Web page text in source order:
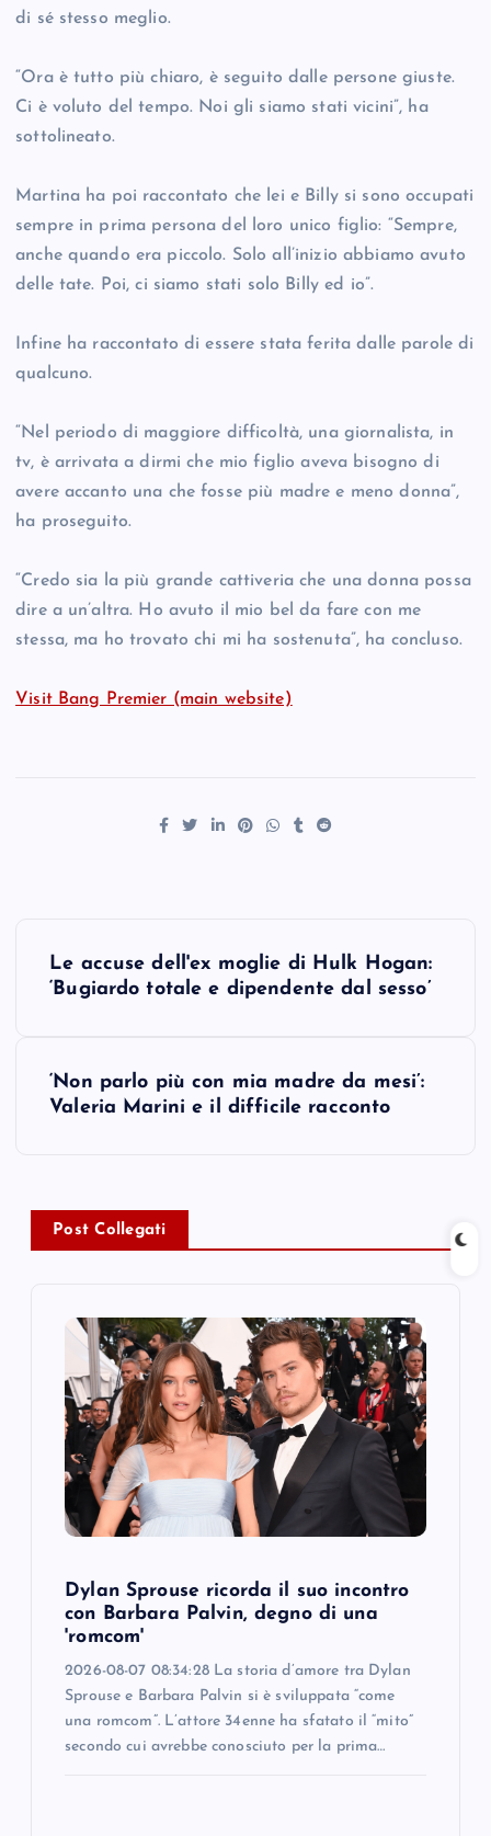
di sé stesso meglio.
“Ora è tutto più chiaro, è seguito dalle persone giuste.
Ci è voluto del tempo. Noi gli siamo stati vicini”, ha
sottolineato.
Martina ha poi raccontato che lei e Billy si sono occupati
sempre in prima persona del loro unico figlio: “Sempre,
anche quando era piccolo. Solo all’inizio abbiamo avuto
delle tate. Poi, ci siamo stati solo Billy ed io”.
Infine ha raccontato di essere stata ferita dalle parole di
qualcuno.
“Nel periodo di maggiore difficoltà, una giornalista, in
tv, è arrivata a dirmi che mio figlio aveva bisogno di
avere accanto una che fosse più madre e meno donna”,
ha proseguito.
“Credo sia la più grande cattiveria che una donna possa
dire a un’altra. Ho avuto il mio bel da fare con me
stessa, ma ho trovato chi mi ha sostenuta”, ha concluso.
Visit Bang Premier (main website)
a
v
Le accuse dell'ex moglie di Hulk Hogan:
‘Bugiardo totale e dipendente dal sesso’
‘Non parlo più con mia madre da mesi’:
Valeria Marini e il difficile racconto
Post Collegati
Dylan Sprouse ricorda il suo incontro
con Barbara Palvin, degno di una
'romcom'
2026-08-07 08:34:28 La storia d’amore tra Dylan
Sprouse e Barbara Palvin si è sviluppata “come
una romcom”. L’attore 34enne ha sfatato il “mito”
secondo cui avrebbe conosciuto per la prima…